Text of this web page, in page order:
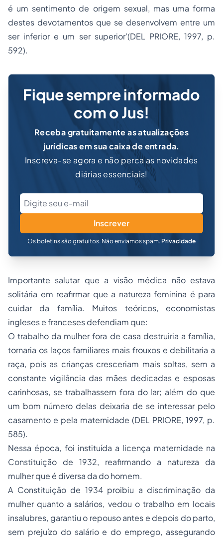
é um sentimento de origem sexual, mas uma forma
destes devotamentos que se desenvolvem entre um
ser inferior e um ser superior’(DEL PRIORE, 1997, p.
592).
Fique sempre informado
com o Jus!
Receba gratuitamente as atualizações
jurídicas em sua caixa de entrada.
Inscreva-se agora e não perca as novidades
diárias essenciais!
Inscrever
Os boletins são gratuitos. Não enviamos spam. Privacidade
Importante salutar que a visão médica não estava
solitária em reafirmar que a natureza feminina é para
cuidar da família. Muitos teóricos, economistas
ingleses e franceses defendiam que:
O trabalho da mulher fora de casa destruiria a família,
tornaria os laços familiares mais frouxos e debilitaria a
raça, pois as crianças cresceriam mais soltas, sem a
constante vigilância das mães dedicadas e esposas
carinhosas, se trabalhassem fora do lar; além do que
um bom número delas deixaria de se interessar pelo
casamento e pela maternidade (DEL PRIORE, 1997, p.
585).
Nessa época, foi instituída a licença maternidade na
Constituição de 1932, reafirmando a natureza da
mulher que é diversa da do homem.
A Constituição de 1934 proibiu a discriminação da
mulher quanto a salários, vedou o trabalho em locais
insalubres, garantiu o repouso antes e depois do parto,
sem prejuízo do salário e do emprego, assegurando